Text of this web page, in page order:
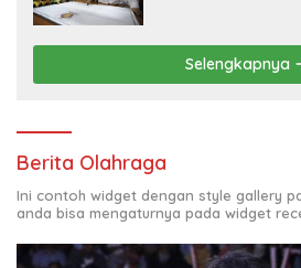
Selengkapnya
Berita Olahraga
Ini contoh widget dengan style gallery
anda bisa mengaturnya pada widget